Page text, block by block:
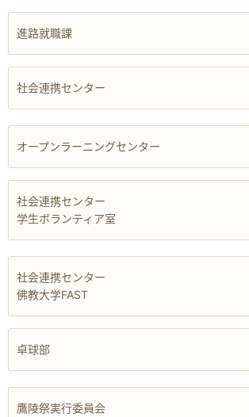
進路就職課
社会連携センター
オープンラーニングセンター
社会連携センター
学生ボランティア室
社会連携センター
佛教大学FAST
卓球部
鷹陵祭実行委員会